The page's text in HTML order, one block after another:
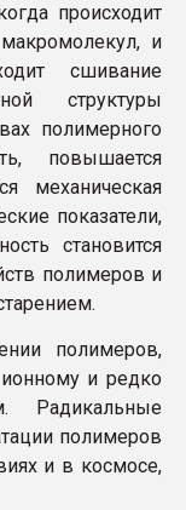
происходит
и
сшивание
структуры
полимерного
повышается
механическая
показатели,
становится
полимеров и
полимеров,
и редко
Радикальные
полимеров
и в космосе,